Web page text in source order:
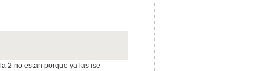
2 no estan porque ya las ise